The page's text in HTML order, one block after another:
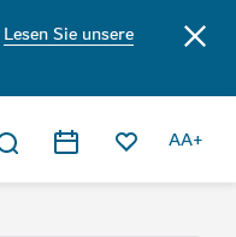
Lesen Sie unsere
AA+